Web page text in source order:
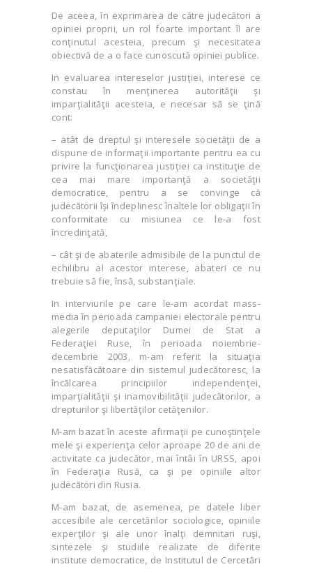
De aceea, în exprimarea de către judecători a
opiniei proprii, un rol foarte important îl are
conţinutul acesteia, precum şi necesitatea
obiectivă de a o face cunoscută opiniei publice.
In evaluarea intereselor justiţiei, interese ce
constau în menţinerea autorităţii şi
imparţialităţii acesteia, e necesar să se ţină
cont:
– atât de dreptul şi interesele societăţii de a
dispune de informaţii importante pentru ea cu
privire la funcţionarea justiţiei ca instituţie de
cea mai mare importanţă a societăţii
democratice, pentru a se convinge că
judecătorii îşi îndeplinesc înaltele lor obligaţii în
conformitate cu misiunea ce le-a fost
încredinţată,
– cât şi de abaterile admisibile de la punctul de
echilibru al acestor interese, abateri ce nu
trebuie să fie, însă, substanţiale.
In interviurile pe care le-am acordat mass-
media în perioada campaniei electorale pentru
alegerile deputaţilor Dumei de Stat a
Federaţiei Ruse, în perioada noiembrie-
decembrie 2003, m-am referit la situaţia
nesatisfăcătoare din sistemul judecătoresc, la
încălcarea principiilor independenţei,
imparţialităţii şi inamovibilităţii judecătorilor, a
drepturilor şi libertăţilor cetăţenilor.
M-am bazat în aceste afirmaţii pe cunoştinţele
mele şi experienţa celor aproape 20 de ani de
activitate ca judecător, mai întâi în URSS, apoi
în Federaţia Rusă, ca şi pe opiniile altor
judecători din Rusia.
M-am bazat, de asemenea, pe datele liber
accesibile ale cercetărilor sociologice, opiniile
experţilor şi ale unor înalţi demnitari ruşi,
sintezele şi studiile realizate de diferite
institute democratice, de Institutul de Cercetări